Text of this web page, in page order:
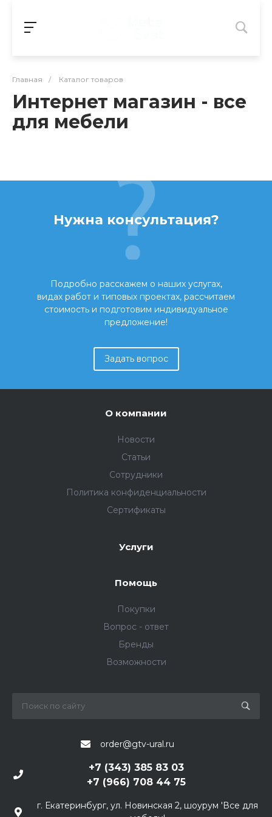
Главная / Каталог товаров
Интернет магазин - все
для мебели
Нужна консультация?
Подробно расскажем о наших услугах,
видах работ и типовых проектах, рассчитаем
стоимость и подготовим индивидуальное
предложение!
Задать вопрос
О компании
Новости
Статьи
Сотрудники
Политика конфиденциальности
Сертификаты
Услуги
Помощь
Покупки
Вопрос - ответ
Бренды
Возможности
order@gtv-ural.ru
+7 (343) 385 83 03
+7 (966) 708 44 75
г. Екатеринбург, ул. Новинская 2, шоурум 'Все для